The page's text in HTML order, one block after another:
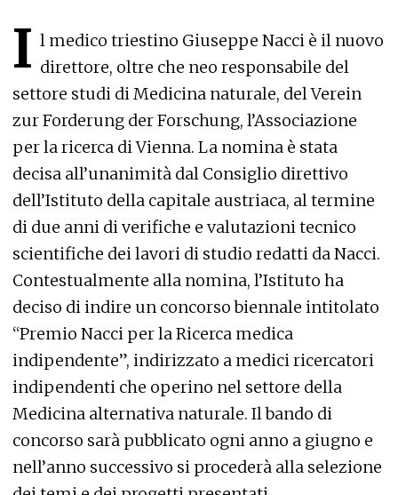
I l medico triestino Giuseppe Nacci è il nuovo
direttore, oltre che neo responsabile del
settore studi di Medicina naturale, del Verein
zur Forderung der Forschung, l’Associazione
per la ricerca di Vienna. La nomina è stata
decisa all’unanimità dal Consiglio direttivo
dell’Istituto della capitale austriaca, al termine
di due anni di verifiche e valutazioni tecnico
scientifiche dei lavori di studio redatti da Nacci.
Contestualmente alla nomina, l’Istituto ha
deciso di indire un concorso biennale intitolato
“Premio Nacci per la Ricerca medica
indipendente”, indirizzato a medici ricercatori
indipendenti che operino nel settore della
Medicina alternativa naturale. Il bando di
concorso sarà pubblicato ogni anno a giugno e
nell’anno successivo si procederà alla selezione